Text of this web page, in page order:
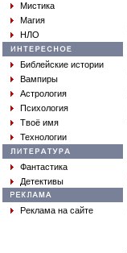
Мистика
Магия
НЛО
Библейские истории
Вампиры
Астрология
Психология
Твоё имя
Технологии
Фантастика
Детективы
Реклама на сайте